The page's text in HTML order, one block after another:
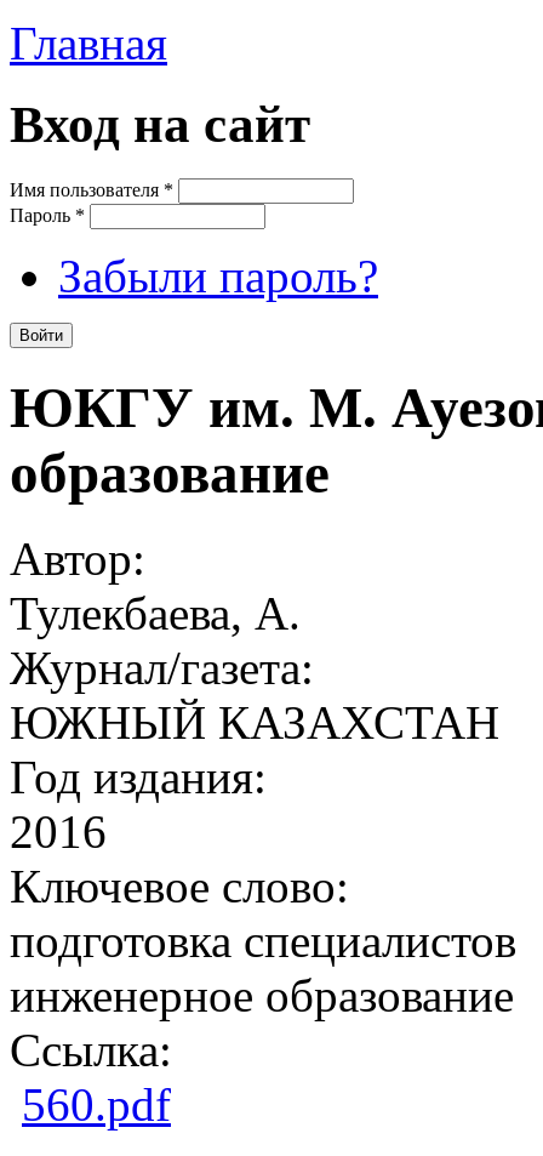
Главная
Вход на сайт
Имя пользователя *
Пароль *
Забыли пароль?
ЮКГУ им. М.
образование
Автор:
Тулекбаева, А.
Журнал/газета:
ЮЖНЫЙ КАЗАХСТАН
Год издания:
2016
Ключевое слово:
подготовка специалистов
инженерное образование
Ссылка:
560.pdf